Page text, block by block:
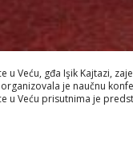
u Veću, gđa Işik Kajtazi,
je naučnu
u Veću prisutnima je